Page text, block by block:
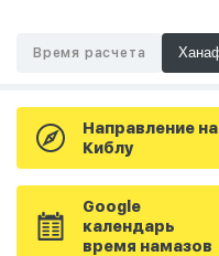
Время расчета
Направление на
Киблу
Google
календарь
время намазов